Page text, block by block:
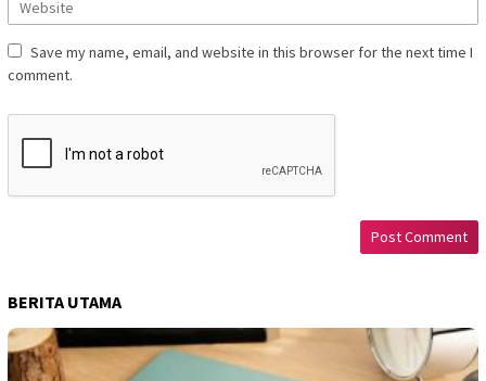
Save my name, email, and website in this browser for the next time I
comment.
BERITA UTAMA